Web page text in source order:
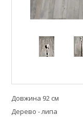
Довжина 92 см
Дерево - липа